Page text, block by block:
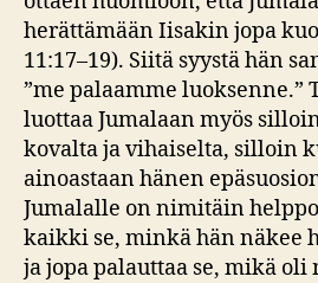
herättämään Iisakin jopa
11:17–19). Siitä syystä hän
”me palaamme luoksenne.”
luottaa Jumalaan myös
kovalta ja vihaiselta, silloin
ainoastaan hänen
Jumalalle on nimitäin
kaikki se, minkä hän näkee
ja jopa palauttaa se, mikä oli